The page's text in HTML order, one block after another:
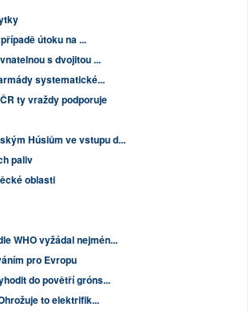
útoku na ...
s dvojitou ...
systematické...
ty vraždy podporuje
Húsiům ve vstupu d...
paliv
oblasti
WHO vyžádal nejmén...
pro Evropu
do povětří gróns...
to elektrifik...